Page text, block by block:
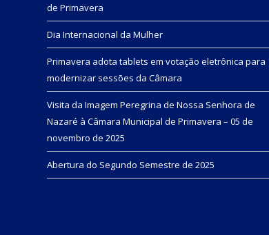
de Primavera
Dia Internacional da Mulher
Primavera adota tablets em votação eletrônica para
modernizar sessões da Câmara
Visita da Imagem Peregrina de Nossa Senhora de
Nazaré à Câmara Municipal de Primavera – 05 de
novembro de 2025
Abertura do Segundo Semestre de 2025